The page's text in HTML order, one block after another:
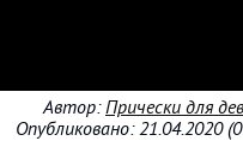
Автор:Прически для
Опубликовано: 21.04.2020